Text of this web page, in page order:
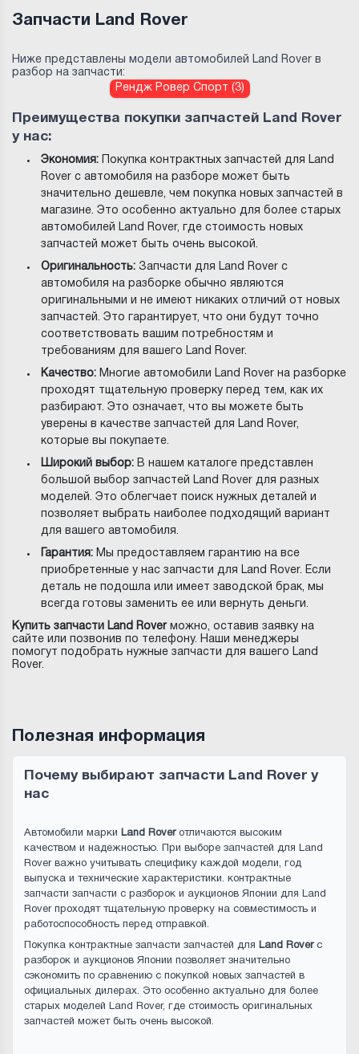
Запчасти Land Rover
Ниже представлены модели автомобилей Land Rover в
разбор на запчасти:
Рендж Ровер Спорт (3)
Преимущества покупки запчастей Land Rover
у нас:
Экономия: Покупка контрактных запчастей для Land
Rover с автомобиля на разборе может быть
значительно дешевле, чем покупка новых запчастей в
магазине. Это особенно актуально для более старых
автомобилей Land Rover, где стоимость новых
запчастей может быть очень высокой.
Оригинальность: Запчасти для Land Rover с
автомобиля на разборке обычно являются
оригинальными и не имеют никаких отличий от новых
запчастей. Это гарантирует, что они будут точно
соответствовать вашим потребностям и
требованиям для вашего Land Rover.
Качество: Многие автомобили Land Rover на разборке
проходят тщательную проверку перед тем, как их
разбирают. Это означает, что вы можете быть
уверены в качестве запчастей для Land Rover,
которые вы покупаете.
Широкий выбор: В нашем каталоге представлен
большой выбор запчастей Land Rover для разных
моделей. Это облегчает поиск нужных деталей и
позволяет выбрать наиболее подходящий вариант
для вашего автомобиля.
Гарантия: Мы предоставляем гарантию на все
приобретенные у нас запчасти для Land Rover. Если
деталь не подошла или имеет заводской брак, мы
всегда готовы заменить ее или вернуть деньги.
Купить запчасти Land Roverможно, оставив заявку на
сайте или позвонив по телефону. Наши менеджеры
помогут подобрать нужные запчасти для вашего Land
Rover.
Полезная информация
Почему выбирают запчасти Land Rover у
нас
Автомобили марки Land Roverотличаются высоким
качеством и надежностью. При выборе запчастей для Land
Rover важно учитывать специфику каждой модели, год
выпуска и технические характеристики. контрактные
запчасти запчасти с разборок и аукционов Японии для Land
Rover проходят тщательную проверку на совместимость и
работоспособность перед отправкой.
Покупка контрактные запчасти запчастей для Land Roverс
разборок и аукционов Японии позволяет значительно
сэкономить по сравнению с покупкой новых запчастей в
официальных дилерах. Это особенно актуально для более
старых моделей Land Rover, где стоимость оригинальных
запчастей может быть очень высокой.